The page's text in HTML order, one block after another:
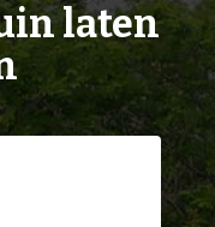
laten